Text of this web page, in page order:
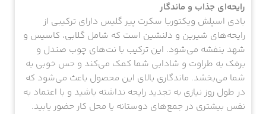
رایحه‌ای جذاب و ماندگار
بادی اسپلش ویکتوریا سکرت پیر گلیس دارای ترکیبی از
رایحه‌های شیرین و دلنشین است که شامل گلابی، کاسیس و
شهد بنفشه می‌شود. این ترکیب با نت‌های چوب صندل و
برفک به طراوت و شادابی شما کمک می‌کند و حس خوبی به
شما می‌بخشد. ماندگاری بالای این محصول باعث می‌شود که
در طول روز نیازی به تجدید رایحه نداشته باشید و با اعتماد به
نفس بیشتری در جمع‌های دوستانه یا محل کار حضور یابید.